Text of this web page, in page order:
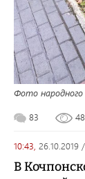
Фото народного
83
10:43, 26.10.2019 /
В